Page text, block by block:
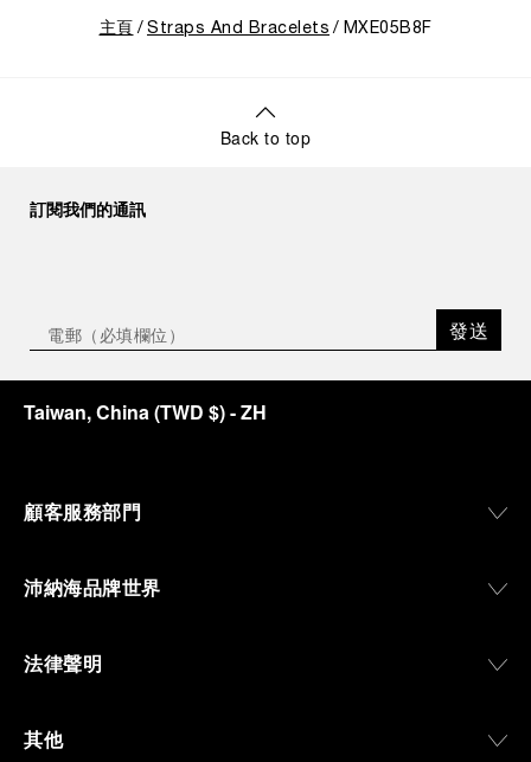
主頁 Straps And Bracelets MXE05B8F
Back to top
訂閱我們的通訊
發送
Taiwan, China(TWD $)- ZH
顧客服務部門
沛納海品牌世界
法律聲明
其他